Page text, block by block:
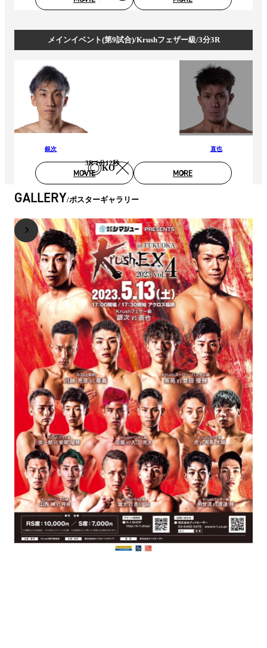
メインイベント(第9試合)/Krushフェザー級/3分3R
銀次
KO
3R 1分12秒
直也
MOVIE MORE
GALLERY ポスターギャラリー